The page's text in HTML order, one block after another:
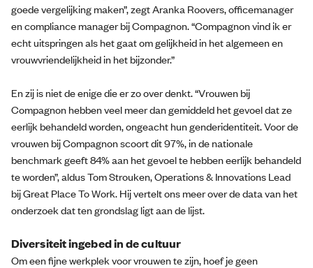
goede vergelijking maken”, zegt Aranka Roovers, officemanager
en compliance manager bij Compagnon. “Compagnon vind ik er
echt uitspringen als het gaat om gelijkheid in het algemeen en
vrouwvriendelijkheid in het bijzonder.”
En zij is niet de enige die er zo over denkt. “Vrouwen bij
Compagnon hebben veel meer dan gemiddeld het gevoel dat ze
eerlijk behandeld worden, ongeacht hun genderidentiteit. Voor de
vrouwen bij Compagnon scoort dit 97%, in de nationale
benchmark geeft 84% aan het gevoel te hebben eerlijk behandeld
te worden”, aldus Tom Strouken, Operations & Innovations Lead
bij Great Place To Work. Hij vertelt ons meer over de data van het
onderzoek dat ten grondslag ligt aan de lijst.
Diversiteit ingebed in de cultuur
Om een fijne werkplek voor vrouwen te zijn, hoef je geen